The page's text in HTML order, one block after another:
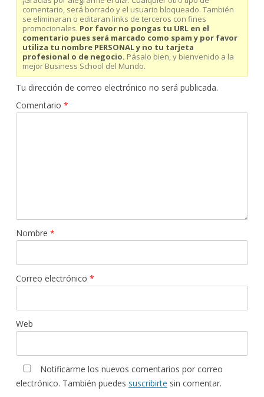
comentario, será borrado y el usuario bloqueado. También
se eliminaran o editaran links de terceros con fines
promocionales. Por favor no pongas tu URL en el
comentario pues será marcado como spam y por favor
utiliza tu nombre PERSONAL y no tu tarjeta
profesional o de negocio. Pásalo bien, y bienvenido a la
mejor Business School del Mundo.
Tu dirección de correo electrónico no será publicada.
Comentario *
Nombre *
Correo electrónico *
Web
Notificarme los nuevos comentarios por correo
electrónico. También puedes suscribirte sin comentar.